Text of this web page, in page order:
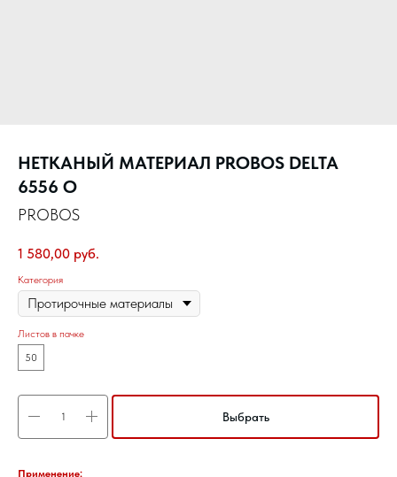
НЕТКАНЫЙ МАТЕРИАЛ PROBOS DELTA
6556 O
PROBOS
1 580,00 руб.
Категория
Листов в пачке
50
Выбрать
Применение: